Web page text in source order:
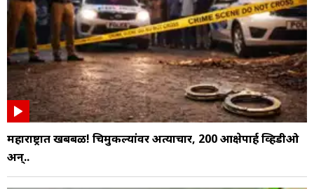
महाराष्ट्रात खबबळ! चिमुकल्यांवर अत्याचार, 200 आक्षेपार्ह व्हिडीओ
अन्..